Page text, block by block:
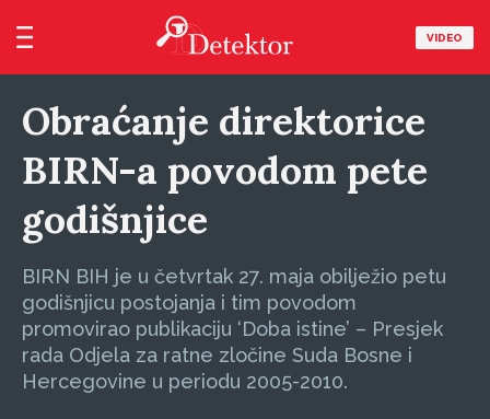
VIDEO
Obraćanje direktorice
BIRN-a povodom pete
godišnjice
BIRN BIH je u četvrtak 27. maja obilježio petu
godišnjicu postojanja i tim povodom
promovirao publikaciju ‘Doba istine’ – Presjek
rada Odjela za ratne zločine Suda Bosne i
Hercegovine u periodu 2005-2010.